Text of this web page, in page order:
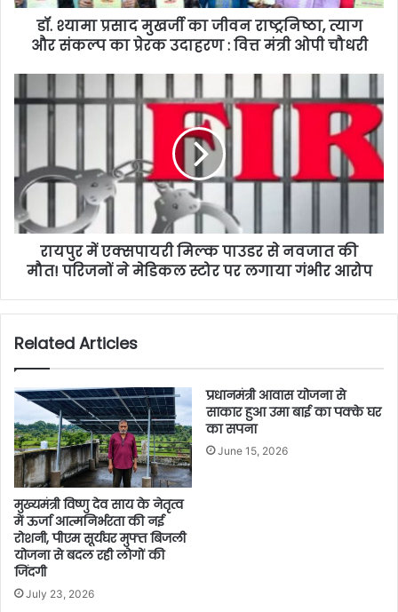
डॉ. श्यामा प्रसाद मुखर्जी का जीवन राष्ट्रनिष्ठा, त्याग
और संकल्प का प्रेरक उदाहरण : वित्त मंत्री ओपी चौधरी
रायपुर में एक्सपायरी मिल्क पाउडर से नवजात की
मौत! परिजनों ने मेडिकल स्टोर पर लगाया गंभीर आरोप
Related Articles
मुख्यमंत्री विष्णु देव साय के नेतृत्व
में ऊर्जा आत्मनिर्भरता की नई
रोशनी, पीएम सूर्यघर मुफ्त बिजली
योजना से बदल रही लोगों की
जिंदगी
July 23, 2026
प्रधानमंत्री आवास योजना से
साकार हुआ उमा बाई का पक्के घर
का सपना
June 15, 2026